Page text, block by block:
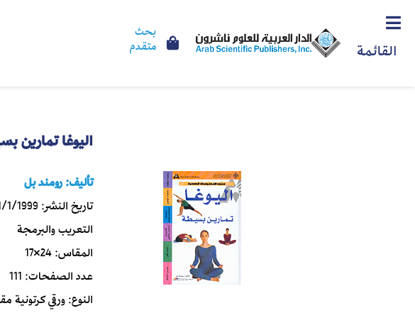
القائمة
بحث
متقدم
اليوغا تمارين
تأليف:رومند بل
تاريخ النشر:1/1999
التعريب والبرمجة
المقاس:24×17
عدد الصفحات:111
النوع:ورقي كرتونية